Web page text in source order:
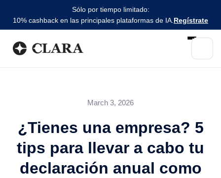
Sólo por tiempo limitado:
10% cashback en las principales plataformas de IA. Regístrate
March 3, 2026
¿Tienes una empresa? 5
tips para llevar a cabo tu
declaración anual como